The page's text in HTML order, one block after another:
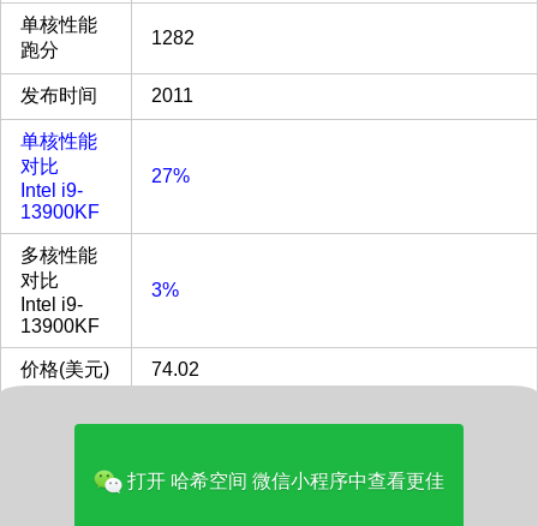
单核性能
跑分
1282
发布时间 2011
单核性能
对比
Intel i9-
13900KF
27%
多核性能
对比
Intel i9-
13900KF
3%
价格(美元) 74.02
打开 哈希空间 微信小程序中查看更佳